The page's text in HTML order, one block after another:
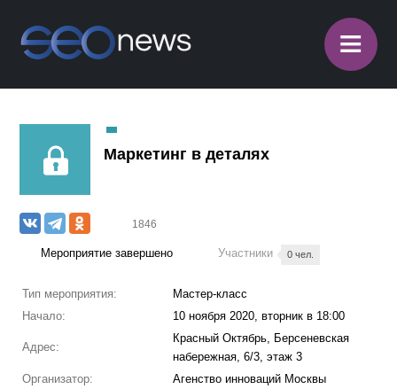
≡
Маркетинг в деталях
1846
Мероприятие завершено Участники 0 чел.
Тип мероприятия:
Мастер-класс
Начало:
10 ноября 2020, вторник в 18:00
Адрес:
Красный Октябрь, Берсеневская
набережная, 6/3, этаж 3
Организатор:
Агенство инноваций Москвы